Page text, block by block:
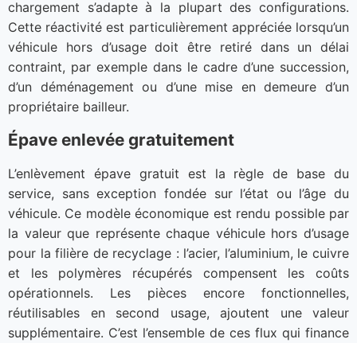
chargement s’adapte à la plupart des configurations.
Cette réactivité est particulièrement appréciée lorsqu’un
véhicule hors d’usage doit être retiré dans un délai
contraint, par exemple dans le cadre d’une succession,
d’un déménagement ou d’une mise en demeure d’un
propriétaire bailleur.
Épave enlevée gratuitement
L’enlèvement épave gratuit est la règle de base du
service, sans exception fondée sur l’état ou l’âge du
véhicule. Ce modèle économique est rendu possible par
la valeur que représente chaque véhicule hors d’usage
pour la filière de recyclage : l’acier, l’aluminium, le cuivre
et les polymères récupérés compensent les coûts
opérationnels. Les pièces encore fonctionnelles,
réutilisables en second usage, ajoutent une valeur
supplémentaire. C’est l’ensemble de ces flux qui finance